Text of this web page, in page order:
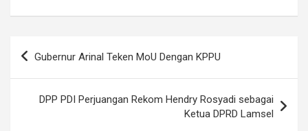
l
r
i
e
c
o
a
A
Navigasi
Gubernur Arinal Teken MoU Dengan KPPU
DPP PDI Perjuangan Rekom Hendry Rosyadi sebagai
Ketua DPRD Lamsel